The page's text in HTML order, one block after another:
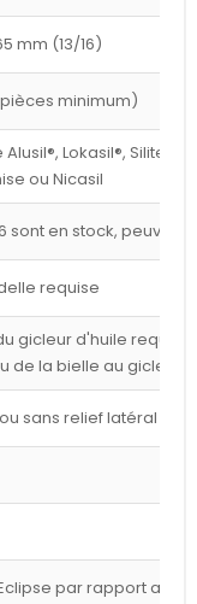
mm (13/16)
minimum)
Lokasil®, Silitec®,
ou Nicasil
sont en stock, peuvent
requise
gicleur d'huile
de la bielle au gicleur
sans relief latéral
par rapport au